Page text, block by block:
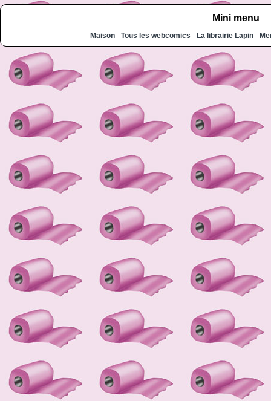
Mini menu
Maison- Tous les webcomics - La librairie Lapin-